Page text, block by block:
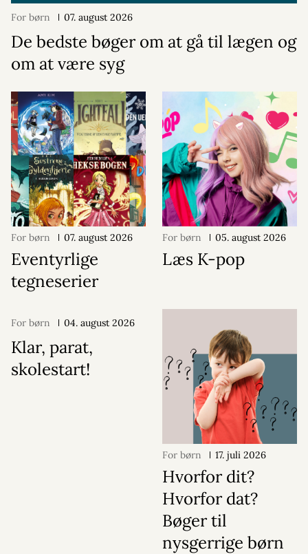
For børn 07. august 2026
De bedste bøger om at gå til lægen og
om at være syg
For børn 07. august 2026
Eventyrlige
tegneserier
For børn 05. august 2026
Læs K-pop
For børn 04. august 2026
Klar, parat,
skolestart!
For børn 17. juli 2026
Hvorfor dit?
Hvorfor dat?
Bøger til
nysgerrige børn